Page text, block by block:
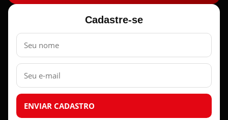
Cadastre-se
Nome
E-
mail
ENVIAR CADASTRO